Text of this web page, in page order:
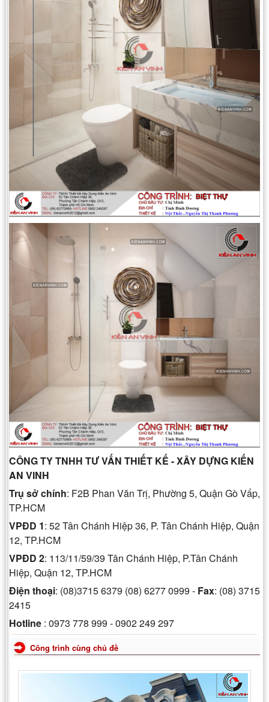
CÔNG TY TNHH TƯ VẤN THIẾT KẾ - XÂY DỰNG KIẾN
AN VINH
Trụ sở chính: F2B Phan Văn Trị, Phường 5, Quận Gò Vấp,
TP.HCM
VPĐD 1: 52 Tân Chánh Hiệp 36, P. Tân Chánh Hiệp, Quận
12, TP.HCM
VPĐD 2: 113/11/59/39 Tân Chánh Hiệp, P.Tân Chánh
Hiệp, Quận 12, TP.HCM
Điện thoại: (08)3715 6379 (08) 6277 0999 - Fax: (08) 3715
2415
Hotline : 0973 778 999 - 0902 249 297
Công trình cùng chủ đề